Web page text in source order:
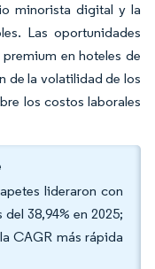
minorista digital y la
Las oportunidades
en hoteles de
de la volatilidad de los
los costos laborales
lideraron con
38,94% en 2025;
CAGR más rápida